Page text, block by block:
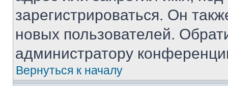
зарегистрироваться. Он
новых пользователей.
администратору
Вернуться к началу